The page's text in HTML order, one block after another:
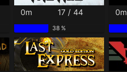
0m 17 / 44
38 %
0m